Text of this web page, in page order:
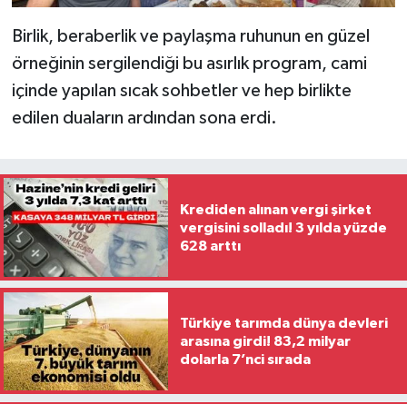
Birlik, beraberlik ve paylaşma ruhunun en güzel
örneğinin sergilendiği bu asırlık program, cami
içinde yapılan sıcak sohbetler ve hep birlikte
edilen duaların ardından sona erdi.
Krediden alınan vergi şirket
vergisini solladı! 3 yılda yüzde
628 arttı
Türkiye tarımda dünya devleri
arasına girdi! 83,2 milyar
dolarla 7’nci sırada